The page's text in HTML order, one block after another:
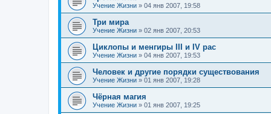
Учение Жизни » 04 янв 2007, 19:58
Три мира
Учение Жизни » 02 янв 2007, 20:53
Циклопы и менгиры III и IV рас
Учение Жизни » 04 янв 2007, 19:53
Человек и другие порядки существования
Учение Жизни » 01 янв 2007, 19:28
Чёрная магия
Учение Жизни » 01 янв 2007, 19:25